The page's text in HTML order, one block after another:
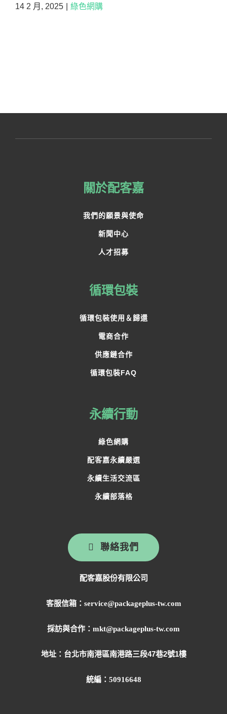
14 2 月, 2025 綠色網購
關於配客嘉
我們的願景與使命
新聞中心
人才招募
循環包裝
循環包裝使用＆歸還
電商合作
供應鏈合作
循環包裝FAQ
聯絡我們
配客嘉股份有限公司
客服信箱：service@packageplus-tw.com
採訪與合作：mkt@packageplus-tw.com
地址： 台北市南港區南港路三段47巷2號1樓
統編：50916648
永續行動
綠色網購
配客嘉永續嚴選
永續生活交流區
永續部落格